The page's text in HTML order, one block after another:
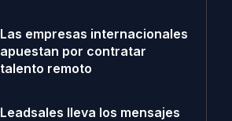
Las empresas internacionales
apuestan por contratar
talento remoto
Leadsales lleva los mensajes